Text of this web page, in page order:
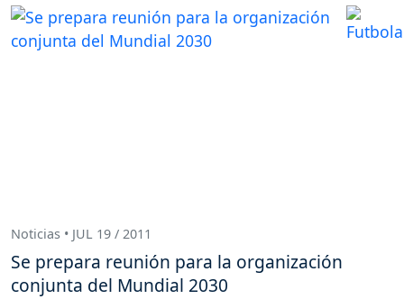
Noticias • JUL 19 / 2011
Se prepara reunión para la organización
conjunta del Mundial 2030